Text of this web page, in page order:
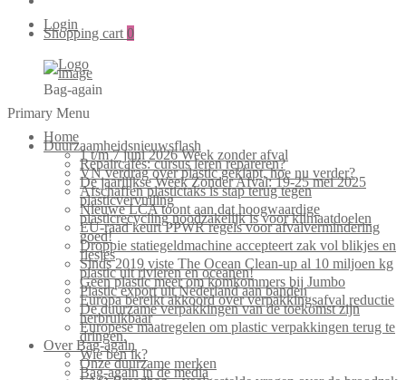
Login
Shopping cart 0
Bag-again
Primary Menu
Home
Duurzaamheidsnieuwsflash
1 t/m 7 juni 2026 Week zonder afval
Repaircafés: cursus leren repareren?
VN verdrag over plastic geklapt, hoe nu verder?
De jaarlijkse Week Zonder Afval: 19-25 mei 2025
Afschaffen plastictaks is stap terug tegen
plasticvervuiling
Nieuwe LCA toont aan dat hoogwaardige
plasticrecycling noodzakelijk is voor klimaatdoelen
EU-raad keurt PPWR regels voor afvalvermindering
goed!
Droppie statiegeldmachine accepteert zak vol blikjes en
flesjes
Sinds 2019 viste The Ocean Clean-up al 10 miljoen kg
plastic uit rivieren en oceanen!
Geen plastic meer om komkommers bij Jumbo
Plastic export uit Nederland aan banden
Europa bereikt akkoord over verpakkingsafval reductie
De duurzame verpakkingen van de toekomst zijn
herbruikbaar
Europese maatregelen om plastic verpakkingen terug te
dringen.
Over Bag-again
Wie ben ik?
Onze duurzame merken
Bag-again in de media